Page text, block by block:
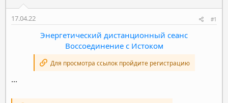
м
а
а
17.04.22 #1
Энергетический дистанционный сеанс
Воссоединение с Истоком
Для просмотра ссылок пройдите регистрацию
...